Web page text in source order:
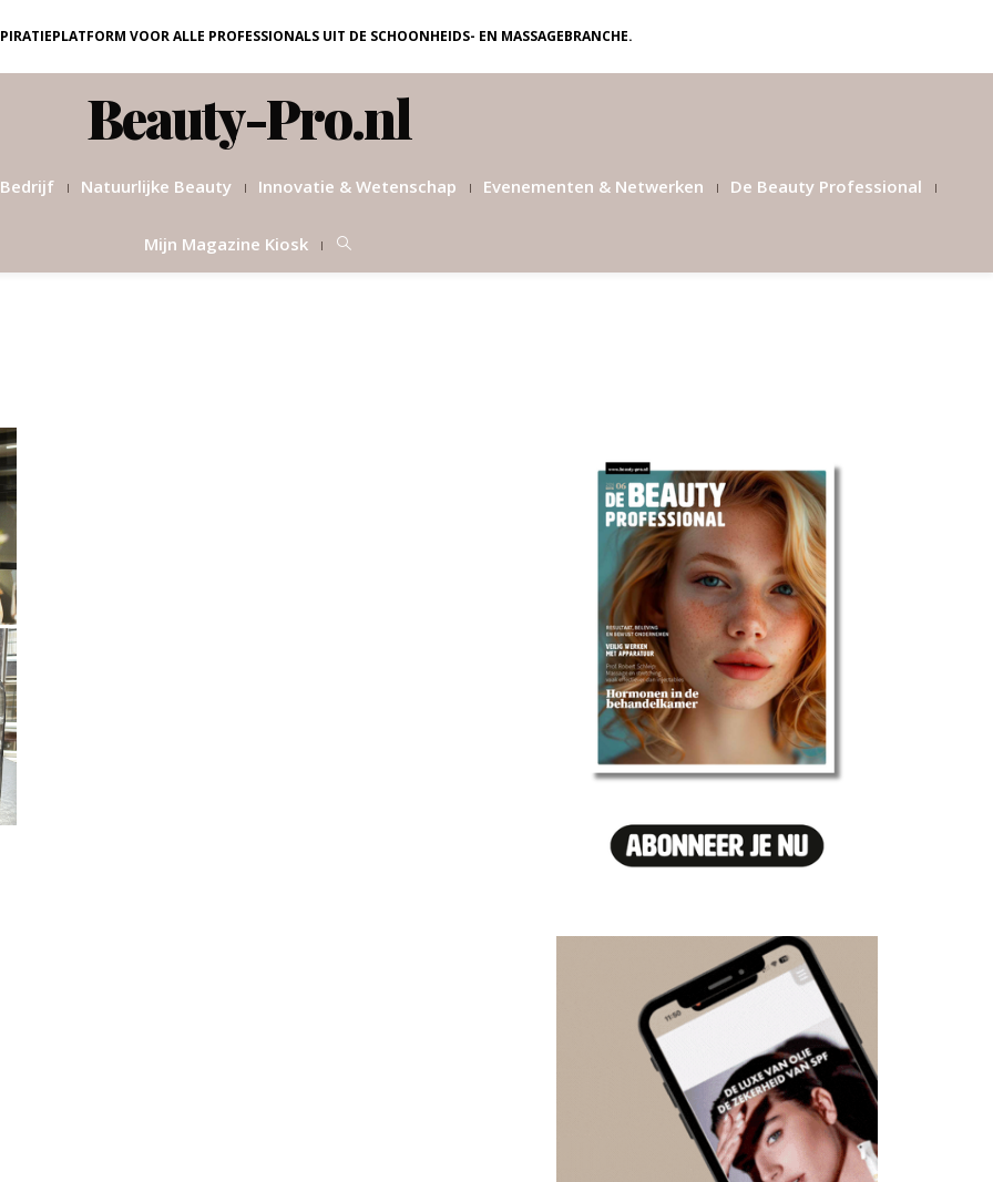
VOOR ALLE PROFESSIONALS UIT DE SCHOONHEIDS- EN MASSAGEBRANCHE.
Beauty-Pro.nl
Natuurlijke Beauty Innovatie & Wetenschap Evenementen & Netwerken De Beauty Professional
Mijn Magazine Kiosk